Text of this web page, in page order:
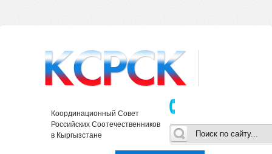
Координационный Совет
Российских Соотечественников
в Кыргызстане